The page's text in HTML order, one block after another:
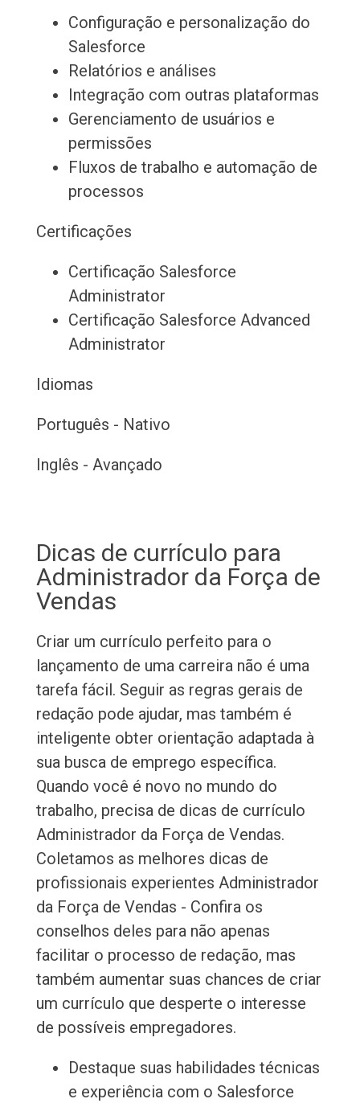
Configuração e personalização do
Salesforce
Relatórios e análises
Integração com outras plataformas
Gerenciamento de usuários e
permissões
Fluxos de trabalho e automação de
processos
Certificações
Certificação Salesforce
Administrator
Certificação Salesforce Advanced
Administrator
Idiomas
Português - Nativo
Inglês - Avançado
Dicas de currículo para
Administrador da Força de
Vendas
Criar um currículo perfeito para o
lançamento de uma carreira não é uma
tarefa fácil. Seguir as regras gerais de
redação pode ajudar, mas também é
inteligente obter orientação adaptada à
sua busca de emprego específica.
Quando você é novo no mundo do
trabalho, precisa de dicas de currículo
Administrador da Força de Vendas.
Coletamos as melhores dicas de
profissionais experientes Administrador
da Força de Vendas - Confira os
conselhos deles para não apenas
facilitar o processo de redação, mas
também aumentar suas chances de criar
um currículo que desperte o interesse
de possíveis empregadores.
Destaque suas habilidades técnicas
e experiência com o Salesforce